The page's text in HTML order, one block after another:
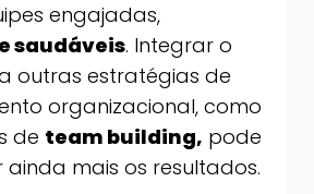
engajadas,
saudáveis. Integrar o
outras estratégias de
organizacional, como
de team building, pode
ainda mais os resultados.